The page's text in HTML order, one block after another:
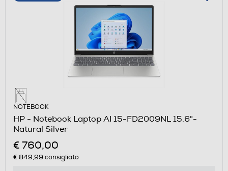
NOTEBOOK
HP - Notebook Laptop AI 15-FD2009NL 15.6"-
Natural Silver
€ 760,00
€ 849,99 consigliato